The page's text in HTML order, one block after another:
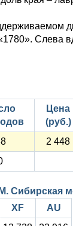
«1780».
Цена
(руб.)
2 448
Сибирская
XF
AU